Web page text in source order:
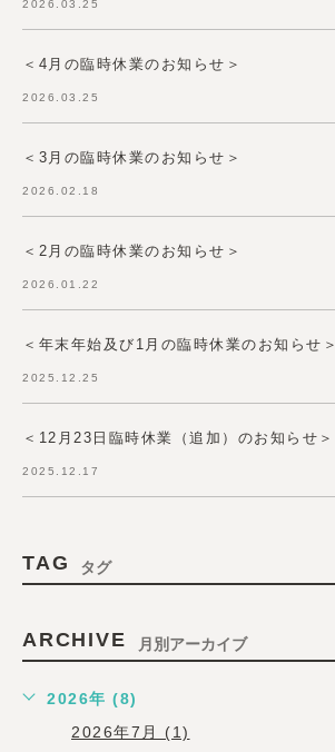
2026.03.25
＜4月の臨時休業のお知らせ＞
2026.03.25
＜3月の臨時休業のお知らせ＞
2026.02.18
＜2月の臨時休業のお知らせ＞
2026.01.22
＜年末年始及び1月の臨時休業のお知らせ＞
2025.12.25
＜12月23日臨時休業（追加）のお知らせ＞
2025.12.17
TAG タグ
ARCHIVE 月別アーカイブ
2026年 (8)
2026年7月 (1)